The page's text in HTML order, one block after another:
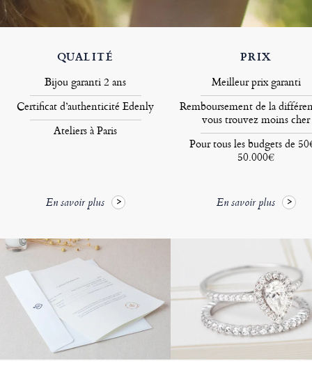
QUALITÉ
Bijou garanti 2 ans
Certificat d’authenticité Edenly
Ateliers à Paris
En savoir plus
PRIX
Meilleur prix garanti
Remboursement de la
vous trouvez moins cher
Pour tous les budgets de
50.000€
En savoir plus